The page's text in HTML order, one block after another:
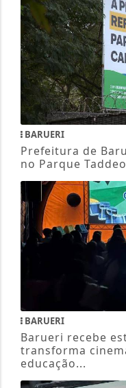
BARUERI
Prefeitura de
no Parque
BARUERI
Barueri recebe
transforma
educação...